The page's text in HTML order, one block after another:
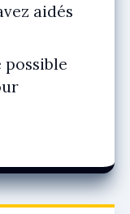
aidés
possible